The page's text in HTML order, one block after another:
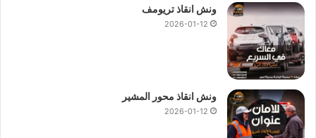
ونش انقاذ تريومف
2026-01-12
ونش انقاذ محور المشير
2026-01-12